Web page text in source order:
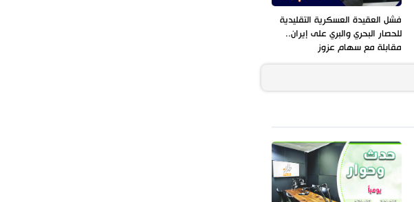
فشل العقيدة العسكرية التقليدية
للحصار البحري والبري على إيران..
مقابلة مع سهام عزوز